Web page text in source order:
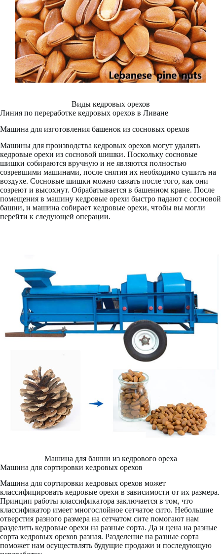
Виды кедровых орехов
Линия по переработке кедровых орехов в Ливане
Машина для изготовления башенок из сосновых орехов
Машины для производства кедровых орехов могут удалять
кедровые орехи из сосновой шишки. Поскольку сосновые
шишки собираются вручную и не являются полностью
созревшими машинами, после снятия их необходимо сушить на
воздухе. Сосновые шишки можно сажать после того, как они
созреют и высохнут. Обрабатывается в башенном кране. После
помещения в машину кедровые орехи быстро падают с сосновой
башни, и машина собирает кедровые орехи, чтобы вы могли
перейти к следующей операции.
Машина для башни из кедрового ореха
Машина для сортировки кедровых орехов
Машина для сортировки кедровых орехов может
классифицировать кедровые орехи в зависимости от их размера.
Принцип работы классификатора заключается в том, что
классификатор имеет многослойное сетчатое сито. Небольшие
отверстия разного размера на сетчатом сите помогают нам
разделить кедровые орехи на разные сорта. Да и цена на разные
сорта кедровых орехов разная. Разделение на разные сорта
поможет нам осуществлять будущие продажи и последующую